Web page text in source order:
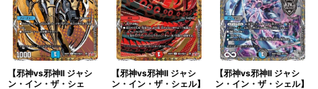
【邪神vs邪神II ジャシ
ン・イン・ザ・シェ
【邪神vs邪神II ジャシ
ン・イン・ザ・シェル】
【邪神vs邪神II ジャシ
ン・イン・ザ・シェル】